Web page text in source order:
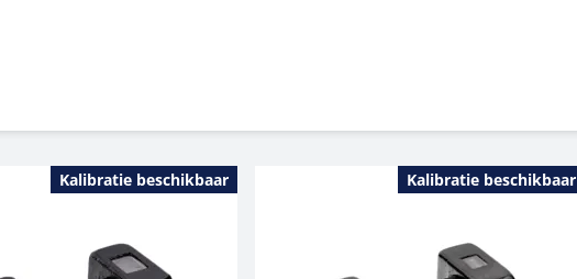
Kalibratie beschikbaar Kalibratie beschikbaar